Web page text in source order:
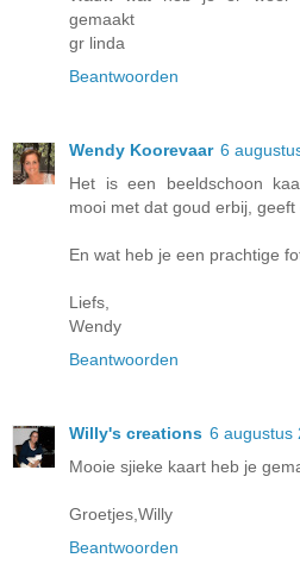
gemaakt
gr linda
Beantwoorden
Wendy Koorevaar 6
Het is een beeldschoon
mooi met dat goud erbij,
En wat heb je een prachtige
Liefs,
Wendy
Beantwoorden
Willy's creations 6 augustus
Mooie sjieke kaart heb je
Groetjes,Willy
Beantwoorden